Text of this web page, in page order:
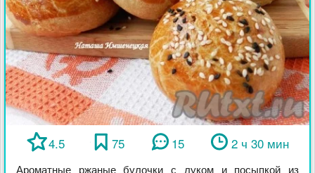
4.5 75 15 2 ч 30 мин
Ароматные ржаные булочки с луком и посыпкой из